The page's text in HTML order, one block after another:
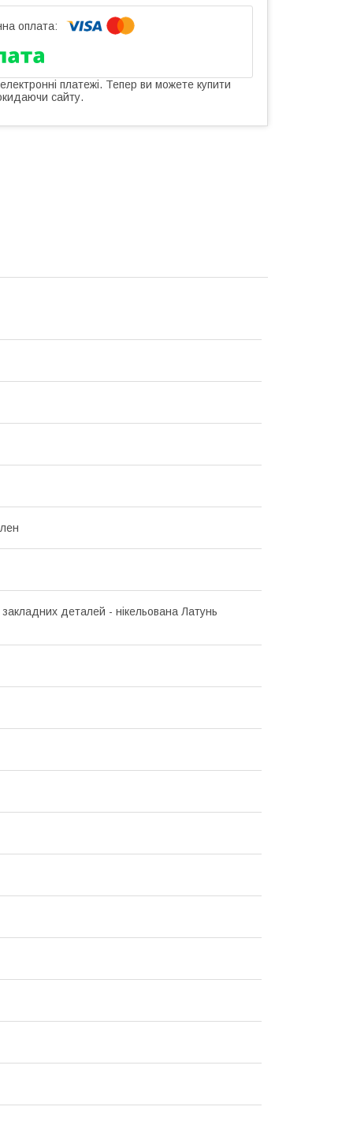
платежі. Тепер ви можете купити
сайту.
деталей - нікельована Латунь